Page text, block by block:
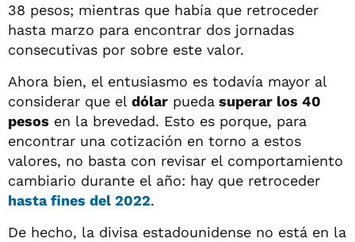
38 pesos; mientras que había que retroceder
hasta marzo para encontrar dos jornadas
consecutivas por sobre este valor.
Ahora bien, el entusiasmo es todavía mayor al
considerar que el dólar pueda superar los 40
pesos en la brevedad. Esto es porque, para
encontrar una cotización en torno a estos
valores, no basta con revisar el comportamiento
cambiario durante el año: hay que retroceder
hasta fines del 2022.
De hecho, la divisa estadounidense no está en la